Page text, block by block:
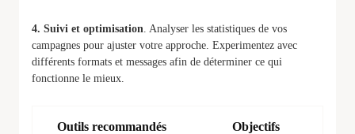
4. Suivi et optimisation. Analyser les statistiques de vos
campagnes pour ajuster votre approche. Experimentez avec
différents formats et messages afin de déterminer ce qui
fonctionne le mieux.
Outils recommandés Objectifs